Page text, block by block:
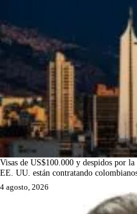
Visas de US$100.000 y despidos por
EE. UU. están contratando
4 agosto, 2026